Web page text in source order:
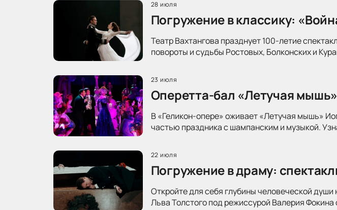
28 июля
Погружение в классику:
Театр Вахтангова празднует 100-летие
повороты и судьбы Ростовых, Болконских и
23 июля
Оперетта-бал «Летучая
В «Геликон-опере» оживает «Летучая мышь»
частью праздника с шампанским и музыкой.
22 июля
Погружение в драму:
Откройте для себя глубины человеческой
Льва Толстого под режиссурой Валерия